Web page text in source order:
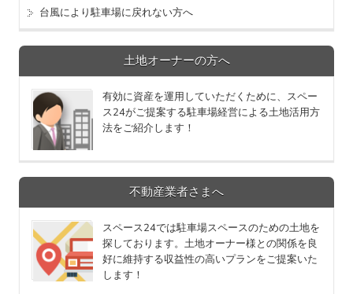
台風により駐車場に戻れない方へ
土地オーナーの方へ
有効に資産を運用していただくために、スペー
ス24がご提案する駐車場経営による土地活用方
法をご紹介します！
不動産業者さまへ
スペース24では駐車場スペースのための土地を
探しております。土地オーナー様との関係を良
好に維持する収益性の高いプランをご提案いた
します！